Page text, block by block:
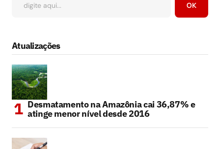
OK
Atualizações
Desmatamento na Amazônia cai 36,87% e
atinge menor nível desde 2016